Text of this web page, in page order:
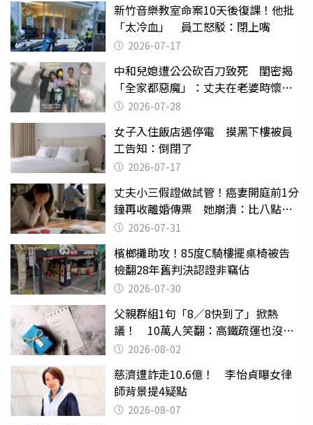
新竹音樂教室命案10天後復課！他批
「太冷血」 員工怒駁：閉上嘴
2026-07-17
中和兒媳遭公公砍百刀致死 閨密揭
「全家都惡魔」：丈夫在老婆時懷孕
摔東西
2026-07-28
女子入住飯店遇停電 摸黑下樓被員
工告知：倒閉了
2026-07-17
丈夫小三假證做試管！癌妻開庭前1分
鐘再收離婚傳票 她崩潰：比八點檔
還扯2026-07-31
檳榔攤助攻！85度C騎樓擺桌椅被告
檢翻28年舊判決認證非竊佔
2026-07-30
父親群組1句「8／8快到了」掀熱
議！ 10萬人笑翻：高鐵疏運也沒列
父親節
2026-08-02
慈濟遭詐走10.6億！ 李怡貞曝女律
師背景提4疑點
2026-08-07